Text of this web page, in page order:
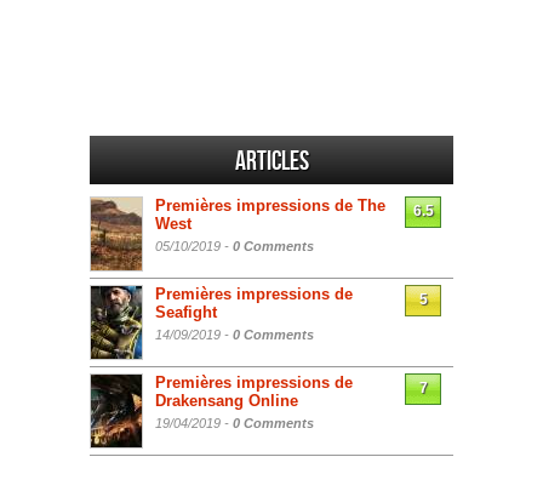
Articles
Premières impressions de The
West
05/10/2019 - 0 Comments
6.5
Premières impressions de
Seafight
14/09/2019 - 0 Comments
5
Premières impressions de
Drakensang Online
19/04/2019 - 0 Comments
7